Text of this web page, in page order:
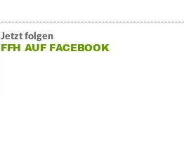
Jetzt folgen
FFH AUF FACEBOOK